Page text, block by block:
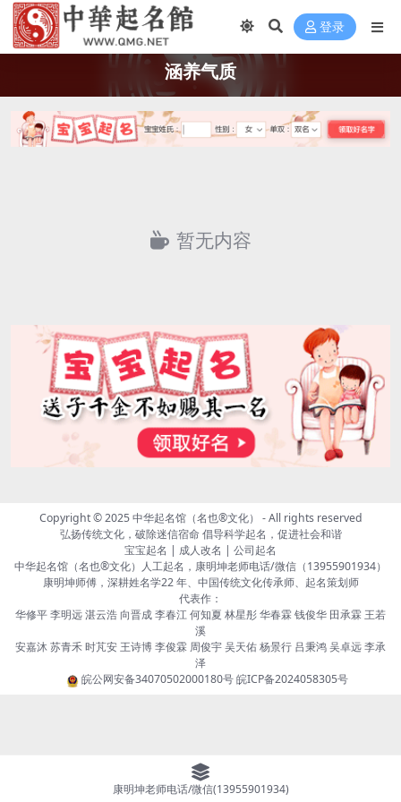
登录
涵养气质
暂无内容
Copyright © 2025中华起名馆（名也®文化） - All rights reserved
弘扬传统文化，破除迷信宿命 倡导科学起名，促进社会和谐
宝宝起名 | 成人改名 | 公司起名
中华起名馆（名也®文化）人工起名，康明坤老师电话/微信（13955901934）
康明坤师傅，深耕姓名学22 年、中国传统文化传承师、起名策划师
代表作：
华修平 李明远 湛云浩 向晋成 李春江 何知夏 林星彤 华春霖 钱俊华 田承霖 王若
溪
安嘉沐 苏青禾 时芃安 王诗博 李俊霖 周俊宇 吴天佑 杨景行 吕秉鸿 吴卓远 李承
泽
皖公网安备34070502000180号皖ICP备2024058305号
康明坤老师电话/微信(13955901934)